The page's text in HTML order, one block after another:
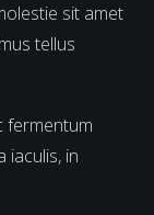
sit amet
tellus
fermentum
iaculis, in